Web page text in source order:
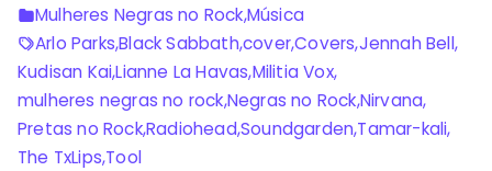
Mulheres Negras no Rock,Música
Arlo Parks,Black Sabbath,cover,Covers,Jennah Bell,
Kudisan Kai,Lianne La Havas,Militia Vox,
mulheres negras no rock,Negras no Rock,Nirvana,
Pretas no Rock,Radiohead,Soundgarden,Tamar-kali,
The TxLips,Tool